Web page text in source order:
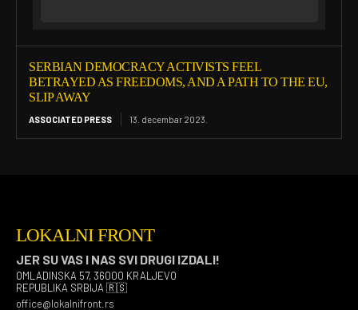
SERBIAN DEMOCRACY ACTIVISTS FEEL
BETRAYED AS FREEDOMS, AND A PATH TO THE EU,
SLIP AWAY
ASSOCIATED PRESS 13. decembar 2023.
LOKALNI FRONT
JER SU VAS I NAS SVI DRUGI IZDALI!
OMLADINSKA 57, 36000 KRALJEVO
REPUBLIKA SRBIJA 🇷🇸
office@lokalnifront.rs